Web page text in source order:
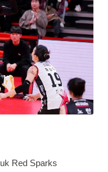
Red Sparks